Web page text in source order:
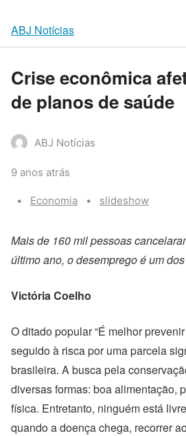
ABJ Notícias
Crise econômica
de planos de saúde
ABJ Notícias
9 anos atrás
Categories:
Economia Tags:
slideshow
Mais de 160 mil pessoas
último ano, o desemprego é um
Victória Coelho
O ditado popular “É melhor
seguido à risca por uma parcela
brasileira. A busca pela
diversas formas: boa alimentação,
física. Entretanto, ninguém está
quando a doença chega, recorrer